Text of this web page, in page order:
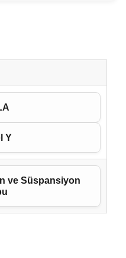
Y
ve Süspansiyon